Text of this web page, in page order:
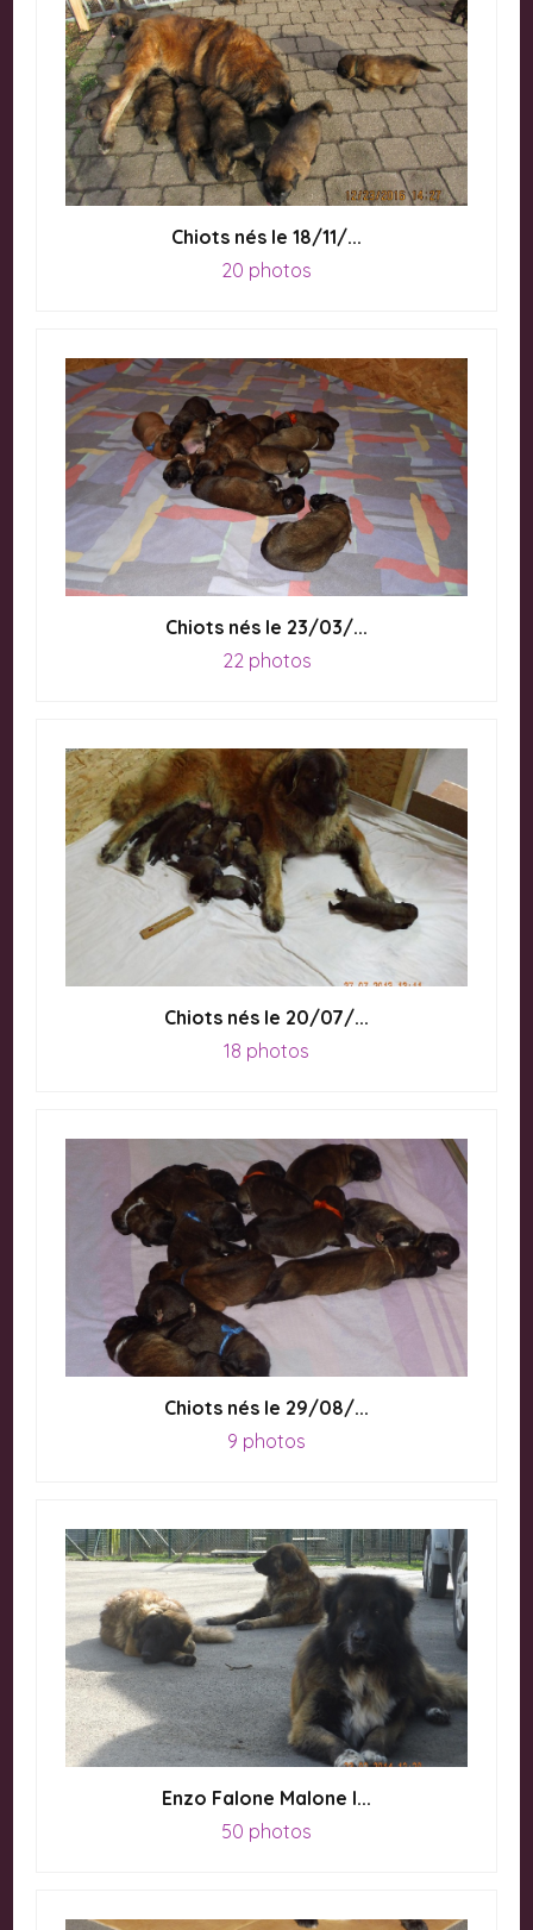
Chiots nés le 18/11/...
20 photos
Chiots nés le 23/03/...
22 photos
Chiots nés le 20/07/...
18 photos
Chiots nés le 29/08/...
9 photos
Enzo Falone Malone I...
50 photos